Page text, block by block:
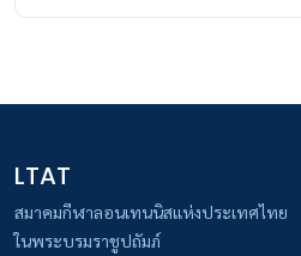
LTAT
สมาคมกีฬาลอนเทนนิสแห่งประเทศไทย
ในพระบรมราชูปถัมภ์